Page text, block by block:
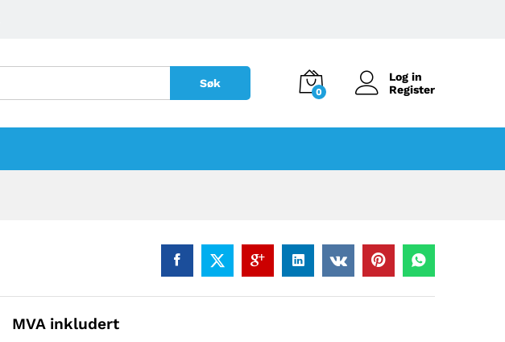
Søk
0
Log in
Register
MVA inkludert